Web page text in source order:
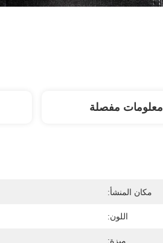
معلومات مفصلة
مكان المنشأ:
اللون:
ميزة: